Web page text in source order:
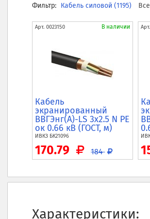
Фильтр: Кабель силовой (1195)
Арт. 0023150 В наличии
Кабель
экранированный
ВВГЭнг(A)-LS 3x2.5 N PE
ок 0.66 кВ (ГОСТ, м)
ИВКЗ БК21096
170.79 184
Арт.
Характеристики: